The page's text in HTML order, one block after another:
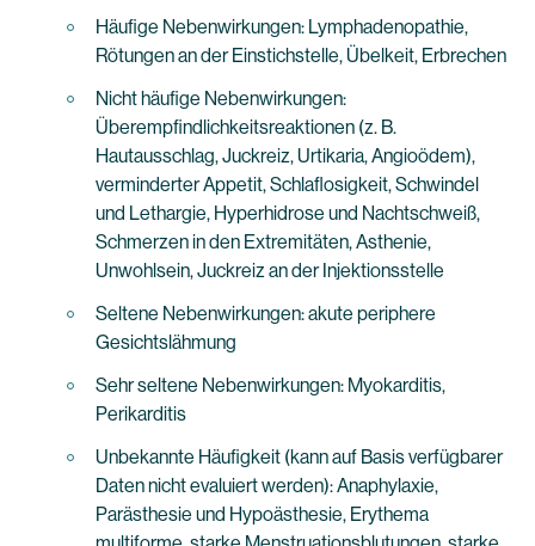
Häufige Nebenwirkungen: Lymphadenopathie,
Rötungen an der Einstichstelle, Übelkeit, Erbrechen
Nicht häufige Nebenwirkungen:
Überempfindlichkeitsreaktionen (z. B.
Hautausschlag, Juckreiz, Urtikaria, Angioödem),
verminderter Appetit, Schlaflosigkeit, Schwindel
und Lethargie, Hyperhidrose und Nachtschweiß,
Schmerzen in den Extremitäten, Asthenie,
Unwohlsein, Juckreiz an der Injektionsstelle
Seltene Nebenwirkungen: akute periphere
Gesichtslähmung
Sehr seltene Nebenwirkungen: Myokarditis,
Perikarditis
Unbekannte Häufigkeit (kann auf Basis verfügbarer
Daten nicht evaluiert werden): Anaphylaxie,
Parästhesie und Hypoästhesie, Erythema